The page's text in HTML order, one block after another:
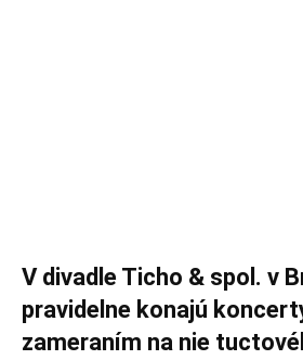
V divadle Ticho & spol. v
pravidelne konajú
zameraním na nie